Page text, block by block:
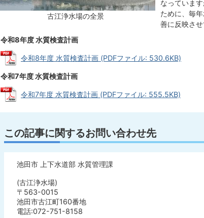
古江浄水場の全景
なっていま
ために、毎
善に反映させ
令和8年度 水質検査計画
令和8年度 水質検査計画 (PDFファイル: 530.6KB)
令和7年度 水質検査計画
令和7年度 水質検査計画 (PDFファイル: 555.5KB)
この記事に関するお問い合わせ先
池田市 上下水道部 水質管理課
(古江浄水場)
〒563-0015
池田市古江町160番地
電話:072-751-8158